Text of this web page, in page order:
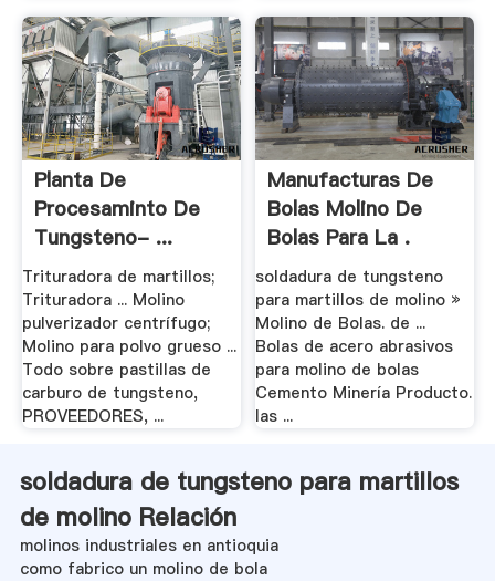
Planta De
Procesaminto De
Tungsteno- ...
Trituradora de martillos;
Trituradora ... Molino
pulverizador centrífugo;
Molino para polvo grueso ...
Todo sobre pastillas de
carburo de tungsteno,
PROVEEDORES, ...
Manufacturas De
Bolas Molino De
Bolas Para La .
soldadura de tungsteno
para martillos de molino »
Molino de Bolas. de ...
Bolas de acero abrasivos
para molino de bolas
Cemento Minería Producto.
las ...
soldadura de tungsteno para martillos
de molino Relación
molinos industriales en antioquia
como fabrico un molino de bola